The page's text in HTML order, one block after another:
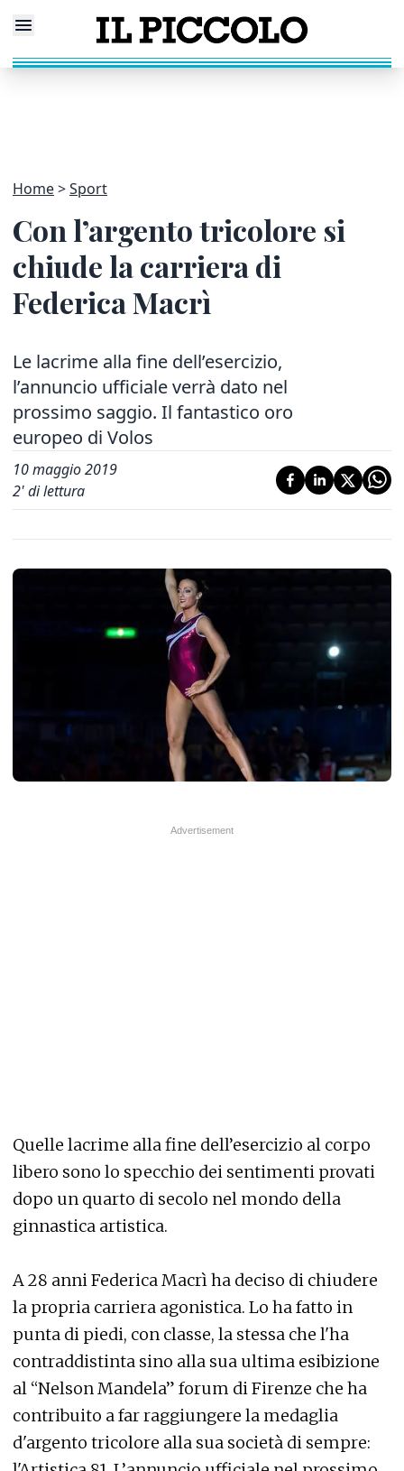
Home Sport
Con l’argento tricolore si
chiude la carriera di
Federica Macrì
Le lacrime alla fine dell’esercizio,
l’annuncio ufficiale verrà dato nel
prossimo saggio. Il fantastico oro
europeo di Volos
10 maggio 2019
2' di lettura
Quelle lacrime alla fine dell’esercizio al corpo
libero sono lo specchio dei sentimenti provati
dopo un quarto di secolo nel mondo della
ginnastica artistica.
A 28 anni Federica Macrì ha deciso di chiudere
la propria carriera agonistica. Lo ha fatto in
punta di piedi, con classe, la stessa che l'ha
contraddistinta sino alla sua ultima esibizione
al “Nelson Mandela” forum di Firenze che ha
contribuito a far raggiungere la medaglia
d'argento tricolore alla sua società di sempre: